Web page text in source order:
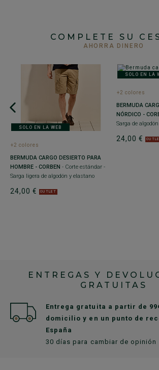
COMPLETE SU
AHORRA DINERO
SOLO EN LA WEB
+2 colores
BERMUDA CARGO DESIERTO PARA
HOMBRE - CORBEN - Corte estándar -
Sarga ligera de algodón y elastano
24,00 € OUTLET
SOLO EN LA
+2 colores
BERMUDA
NÓRDICO -
Sarga de
24,00 €
ENTREGAS Y
GRATUITAS
Entrega gratuita a partir de
domicilio y en un punto de
España
30 días para cambiar de opinión